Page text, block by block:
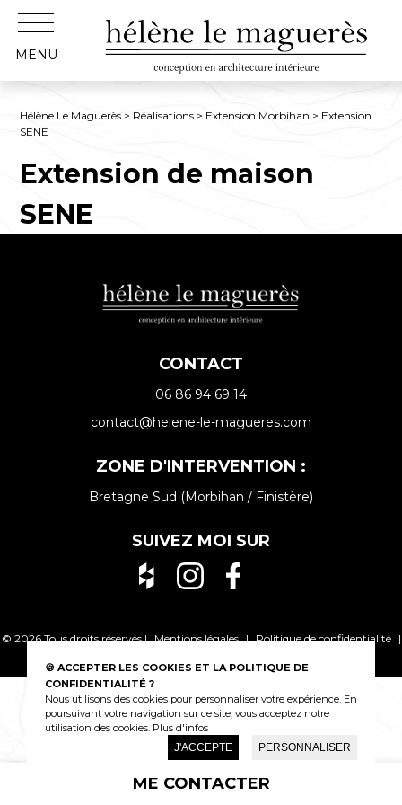
MENU
ME CONTACTER
Hélène Le Maguerès > Réalisations > Extension Morbihan > Extension
SENE
Extension de maison
SENE
CONTACT
06 86 94 69 14
contact@helene-le-magueres.com
ZONE D'INTERVENTION :
Bretagne Sud (Morbihan / Finistère)
SUIVEZ MOI SUR
© 2026 Tous droits réservés | Mentions légales | Politique de confidentialité
|
🍪 ACCEPTER LES COOKIES ET LA POLITIQUE DE
CONFIDENTIALITÉ ?
Nous utilisons des cookies pour personnaliser votre expérience. En
poursuivant votre navigation sur ce site, vous acceptez notre
utilisation des cookies. Plus d'infos
J'ACCEPTE
PERSONNALISER